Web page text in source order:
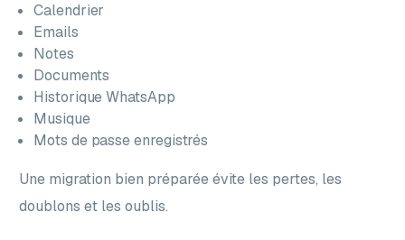
Calendrier
Emails
Notes
Documents
Historique WhatsApp
Musique
Mots de passe enregistrés
Une migration bien préparée évite les pertes, les
doublons et les oublis.